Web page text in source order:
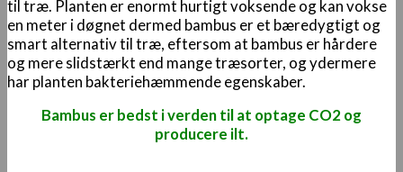
til træ. Planten er enormt hurtigt voksende og kan vokse
en meter i døgnet dermed bambus er et bæredygtigt og
smart alternativ til træ, eftersom at bambus er hårdere
og mere slidstærkt end mange træsorter, og ydermere
har planten bakteriehæmmende egenskaber.
Bambus er bedst i verden til at optage CO2 og
producere ilt.